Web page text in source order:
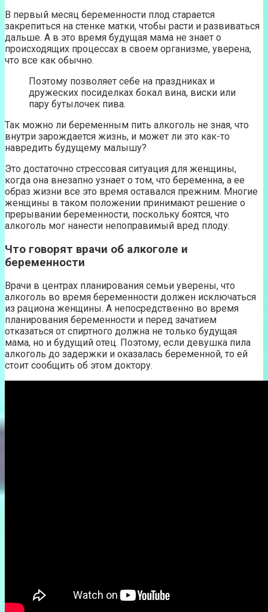
В первый месяц беременности плод старается
закрепиться на стенке матки, чтобы расти и развиваться
дальше. А в это время будущая мама не знает о
происходящих процессах в своем организме, уверена,
что все как обычно.
Поэтому позволяет себе на праздниках и
дружеских посиделках бокал вина, виски или
пару бутылочек пива.
Так можно ли беременным пить алкоголь не зная, что
внутри зарождается жизнь, и может ли это как-то
навредить будущему малышу?
Это достаточно стрессовая ситуация для женщины,
когда она внезапно узнает о том, что беременна, а ее
образ жизни все это время оставался прежним. Многие
женщины в таком положении принимают решение о
прерывании беременности, поскольку боятся, что
алкоголь мог нанести непоправимый вред плоду.
Что говорят врачи об алкоголе и
беременности
Врачи в центрах планирования семьи уверены, что
алкоголь во время беременности должен исключаться
из рациона женщины. А непосредственно во время
планирования беременности и перед зачатием
отказаться от спиртного должна не только будущая
мама, но и будущий отец. Поэтому, если девушка пила
алкоголь до задержки и оказалась беременной, то ей
стоит сообщить об этом доктору.